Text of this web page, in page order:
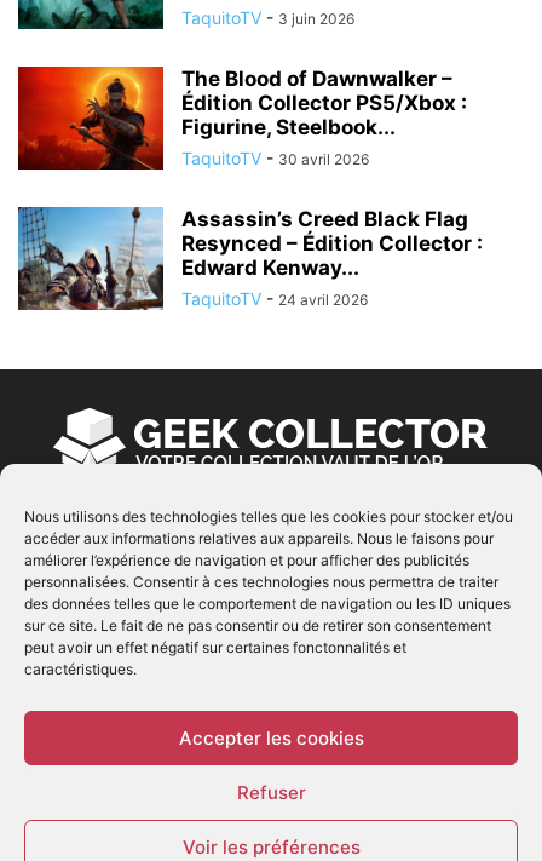
Nous utilisons des technologies telles que les cookies pour stocker et/ou
accéder aux informations relatives aux appareils. Nous le faisons pour
améliorer l’expérience de navigation et pour afficher des publicités
personnalisées. Consentir à ces technologies nous permettra de traiter
des données telles que le comportement de navigation ou les ID uniques
sur ce site. Le fait de ne pas consentir ou de retirer son consentement
peut avoir un effet négatif sur certaines fonctonnalités et
caractéristiques.
Accepter les cookies
Refuser
Voir les préférences
TaquitoTV - 3 juin 2026
The Blood of Dawnwalker –
Édition Collector PS5/Xbox :
Figurine, Steelbook...
TaquitoTV - 30 avril 2026
Assassin’s Creed Black Flag
Resynced – Édition Collector :
Edward Kenway...
TaquitoTV - 24 avril 2026
À PROPOS
© Copyright 2022 | Produit parEIMAI| Tous Droits
Réservés